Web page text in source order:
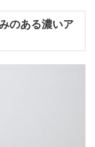
のある濃いア